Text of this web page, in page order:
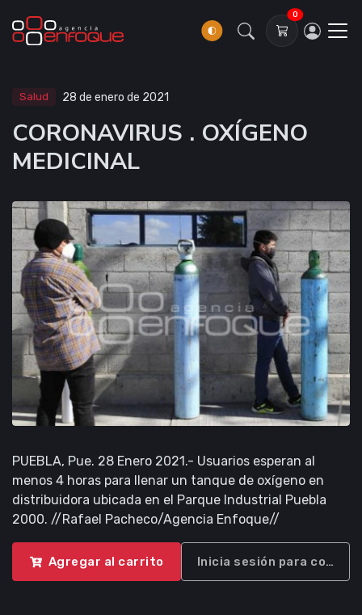
0
Salud 28 de enero de 2021
CORONAVIRUS . OXÍGENO
MEDICINAL
PUEBLA, Pue. 28 Enero 2021.- Usuarios esperan al
menos 4 horas para llenar un tanque de oxígeno en
distribuidora ubicada en el Parque Industrial Puebla
2000. //Rafael Pacheco/Agencia Enfoque//
Agregar al carrito Inicia sesión para